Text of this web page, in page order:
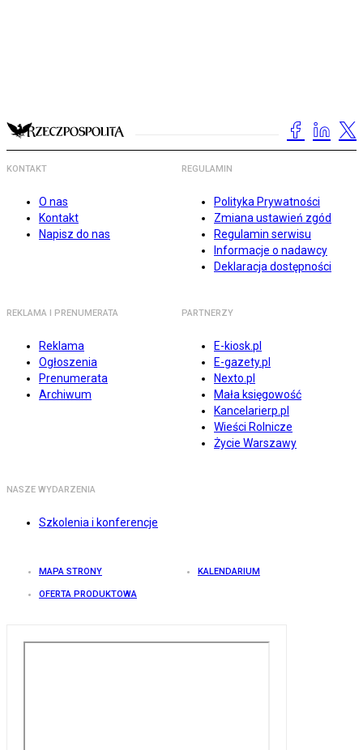
KONTAKT
O nas
Kontakt
Napisz do nas
REGULAMIN
Polityka Prywatności
Zmiana ustawień zgód
Regulamin serwisu
Informacje o nadawcy
Deklaracja dostępności
REKLAMA I PRENUMERATA
Reklama
Ogłoszenia
Prenumerata
Archiwum
PARTNERZY
E-kiosk.pl
E-gazety.pl
Nexto.pl
Mała księgowość
Kancelarierp.pl
Wieści Rolnicze
Życie Warszawy
NASZE WYDARZENIA
Szkolenia i konferencje
MAPA STRONY KALENDARIUM
OFERTA PRODUKTOWA